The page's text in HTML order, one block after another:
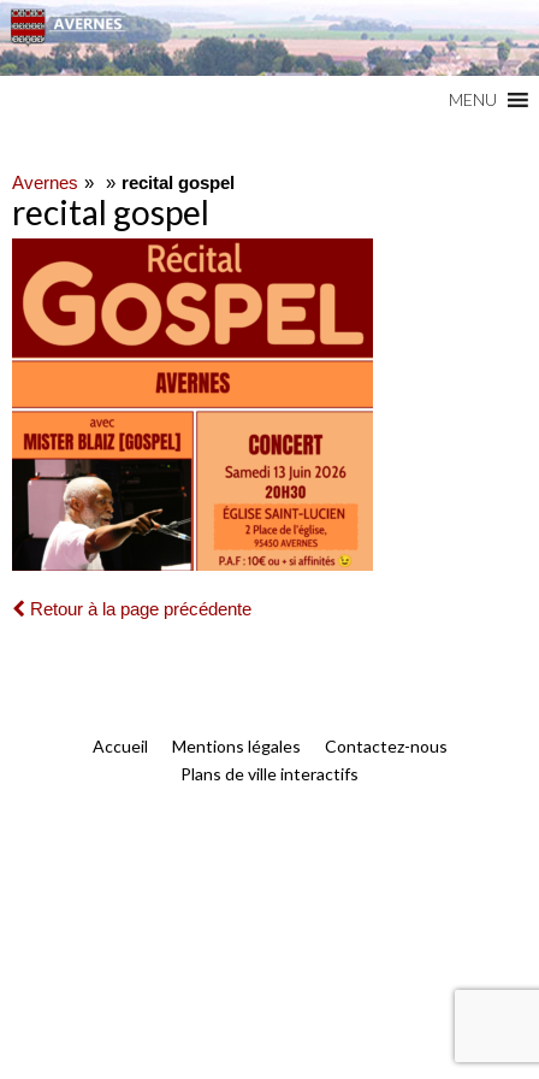
MENU
Avernes recital gospel
recital gospel
Retour à la page précédente
Accueil Mentions légales
Contactez-nous
Plans de ville interactifs